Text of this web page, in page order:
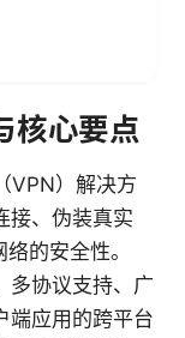
核心要点
VPN）解决方
接、伪装真实
的安全性。
多协议支持、广
端应用的跨平台